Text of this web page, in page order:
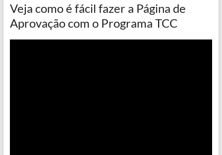
Veja como é fácil fazer a Página de
Aprovação com o Programa TCC